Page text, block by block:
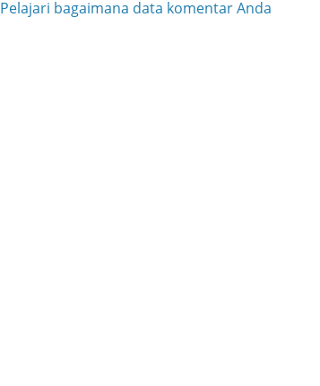
Pelajari bagaimana data komentar Anda